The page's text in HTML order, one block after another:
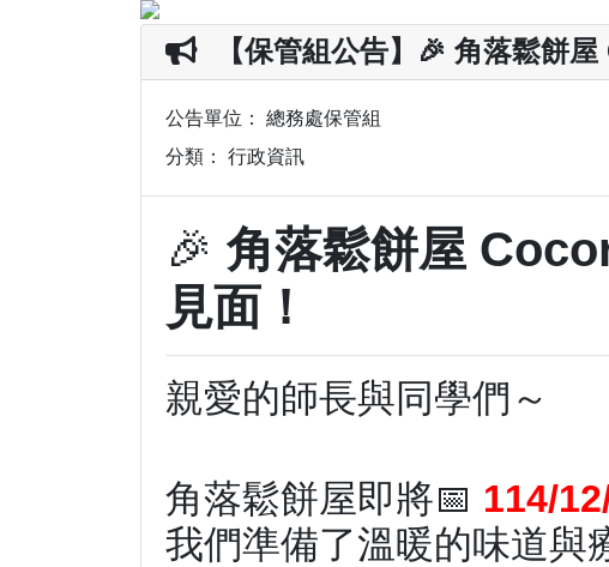
【保管組公告】🎉 角落鬆餅
公告單位： 總務處保管組
分類： 行政資訊
🎉角落鬆餅屋
見面！
親愛的師長與同學們～
角落鬆餅屋即將📅 114/
我們準備了溫暖的味道與